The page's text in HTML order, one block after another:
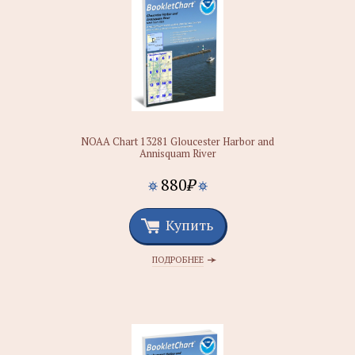
NOAA Chart 13281 Gloucester Harbor and
Annisquam River
880₽
Купить
ПОДРОБНЕЕ